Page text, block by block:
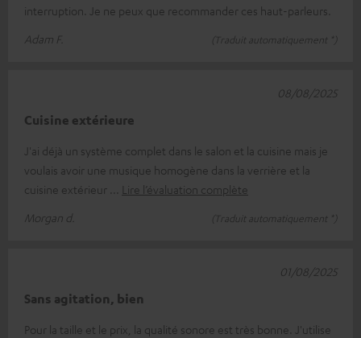
interruption. Je ne peux que recommander ces haut-parleurs.
Adam F.
(Traduit automatiquement *)
Cuisine extérieure
J'ai déjà un système complet dans le salon et la cuisine mais je
voulais avoir une musique homogène dans la verrière et la
cuisine extérieur
Lire l’évaluation complète
Morgan d.
(Traduit automatiquement *)
08/08/2025
Sans agitation, bien
Pour la taille et le prix, la qualité sonore est très bonne. J'utilise
01/08/2025